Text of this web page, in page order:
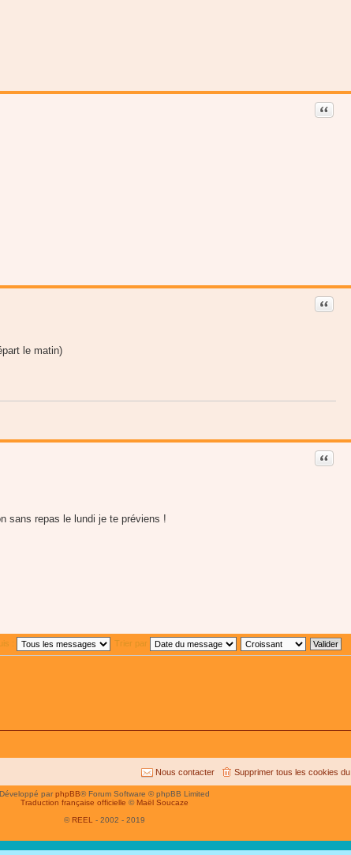
Citer
Citer
le matin)
Citer
sans repas le lundi je te préviens !
: Trier par
Supprimer tous les cookies
Nous contacter
Développé parphpBB® Forum Software © phpBB Limited
Traduction française officielle © Maël Soucaze
© REEL - 2002 - 2019